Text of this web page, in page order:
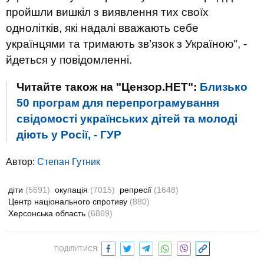
пройшли вишкіл з виявлення тих своїх
однолітків, які надалі вважають себе
українцями та тримають зв’язок з Україною", -
йдеться у повідомленні.
Читайте також на "Цензор.НЕТ": Близько
50 програм для перепрограмування
свідомості українських дітей та молоді
діють у Росії, - ГУР
Автор: Степан Гутник
діти (5691) окупація (7015) репресії (1648)
Центр національного спротиву (880)
Херсонська область (6869)
ПОДІЛИТИСЯ: